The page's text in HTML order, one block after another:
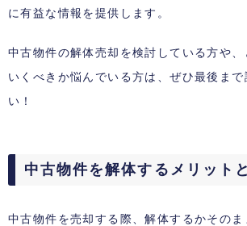
に有益な情報を提供します。
中古物件の解体売却を検討している方や、
いくべきか悩んでいる方は、ぜひ最後まで
い！
中古物件を解体するメリット
中古物件を売却する際、解体するかそのま